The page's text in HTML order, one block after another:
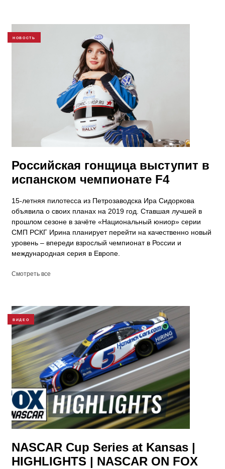
НОВОСТЬ
Российская гонщица выступит в
испанском чемпионате F4
15-летняя пилотесса из Петрозаводска Ира Сидоркова
объявила о своих планах на 2019 год. Ставшая лучшей в
прошлом сезоне в зачёте «Национальный юниор» серии
СМП РСКГ Ирина планирует перейти на качественно новый
уровень – впереди взрослый чемпионат в России и
международная серия в Европе.
Смотреть все
ВИДЕО
NASCAR Cup Series at Kansas |
HIGHLIGHTS | NASCAR ON FOX